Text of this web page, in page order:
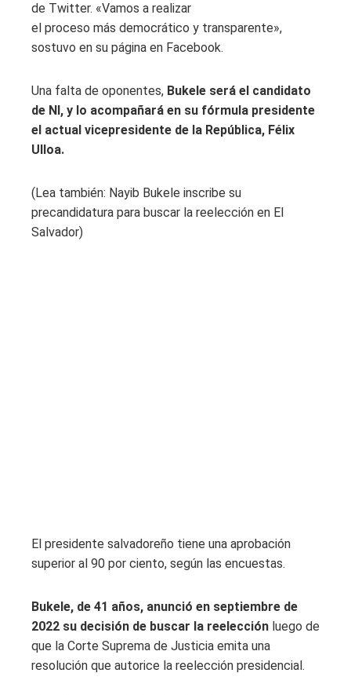
de Twitter. «Vamos a realizar
el proceso más democrático y transparente»,
sostuvo en su página en Facebook.
Una falta de oponentes, Bukele será el candidato
de NI, y lo acompañará en su fórmula presidente
el actual vicepresidente de la República, Félix
Ulloa.
(Lea también: Nayib Bukele inscribe su
precandidatura para buscar la reelección en El
Salvador)
El presidente salvadoreño tiene una aprobación
superior al 90 por ciento, según las encuestas.
Bukele, de 41 años, anunció en septiembre de
2022 su decisión de buscar la reelección luego de
que la Corte Suprema de Justicia emita una
resolución que autorice la reelección presidencial.